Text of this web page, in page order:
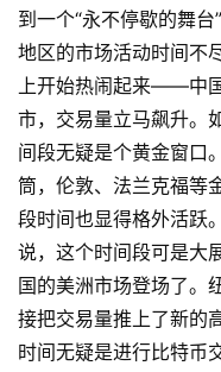
到一个“永不停歇的舞
地区的市场活动时间不
上开始热闹起来——中
市，交易量立马飙升。
间段无疑是个黄金窗口
筒，伦敦、法兰克福等
段时间也显得格外活跃
说，这个时间段可是大
国的美洲市场登场了。
接把交易量推上了新的
时间无疑是进行比特币